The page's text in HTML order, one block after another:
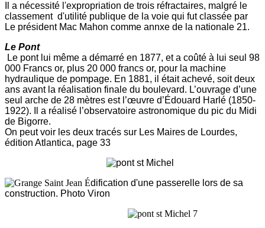
Il a nécessité l'expropriation de trois réfractaires, malgré le
classement d'utilité publique de la voie qui fut classée par
Le président Mac Mahon comme annxe de la nationale 21.
Le Pont
Le pont lui même a démarré en 1877, et a coûté à lui seul 98
000 Francs or, plus 20 000 francs or, pour la machine
hydraulique de pompage. En 1881, il était achevé, soit deux
ans avant la réalisation finale du boulevard. L’ouvrage d’une
seul arche de 28 mètres est l’œuvre d’Édouard Harlé (1850-
1922). Il a réalisé l’observatoire astronomique du pic du Midi
de Bigorre.
On peut voir les deux tracés sur Les Maires de Lourdes,
édition Atlantica, page 33
Édification d'une passerelle l ors de sa
construction. Photo Viron